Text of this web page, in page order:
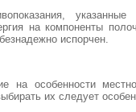
указанные
на компоненты
испорчен.
на особенности
их следует